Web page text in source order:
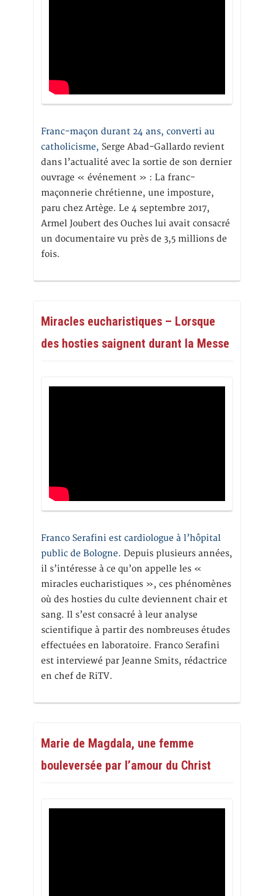
Franc-maçon durant 24 ans, converti au
catholicisme, Serge Abad-Gallardo revient
dans l’actualité avec la sortie de son dernier
ouvrage « événement » : La franc-
maçonnerie chrétienne, une imposture,
paru chez Artège. Le 4 septembre 2017,
Armel Joubert des Ouches lui avait consacré
un documentaire vu près de 3,5 millions de
fois.
Miracles eucharistiques – Lorsque
des hosties saignent durant la Messe
Franco Serafini est cardiologue à l’hôpital
public de Bologne. Depuis plusieurs années,
il s’intéresse à ce qu’on appelle les «
miracles eucharistiques », ces phénomènes
où des hosties du culte deviennent chair et
sang. Il s’est consacré à leur analyse
scientifique à partir des nombreuses études
effectuées en laboratoire. Franco Serafini
est interviewé par Jeanne Smits, rédactrice
en chef de RiTV.
Marie de Magdala, une femme
bouleversée par l’amour du Christ